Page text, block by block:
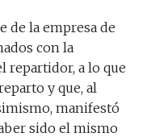
de la empresa de
con la
repartidor, a lo que
y que, al
manifestó
sido el mismo